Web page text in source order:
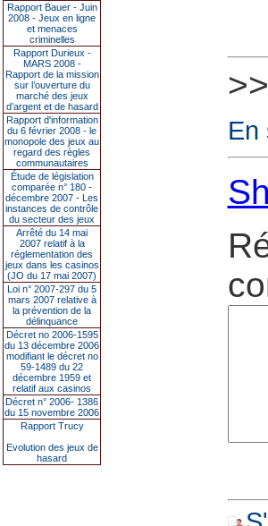
Rapport Bauer - Juin
2008 - Jeux en ligne
et menaces
criminelles
Rapport Durieux -
MARS 2008 -
Rapport de la mission
sur l’ouverture du
marché des jeux
d’argent et de hasard
Rapport d'information
du 6 février 2008 - le
monopole des jeux au
regard des règles
communautaires
Étude de législation
comparée n° 180 -
décembre 2007 - Les
instances de contrôle
du secteur des jeux
Arrêté du 14 mai
2007 relatif à la
réglementation des
jeux dans les casinos
(JO du 17 mai 2007)
Loi n° 2007-297 du 5
mars 2007 relative à
la prévention de la
délinquance
Décret no 2006-1595
du 13 décembre 2006
modifiant le décret no
59-1489 du 22
décembre 1959 et
relatif aux casinos
Décret n° 2006- 1386
du 15 novembre 2006
Rapport Trucy
Evolution des jeux de
hasard
En